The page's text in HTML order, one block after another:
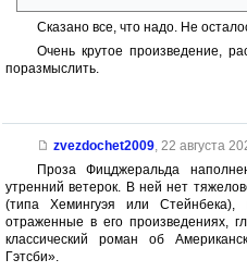
Сказано все, что надо. Не
Очень крутое произведение,
поразмыслить.
zvezdochet2009, 22 августа
Проза Фицджеральда
утренний ветерок. В ней нет
(типа Хемингуэя или
отраженные в его произведениях,
классический роман об
Гэтсби».